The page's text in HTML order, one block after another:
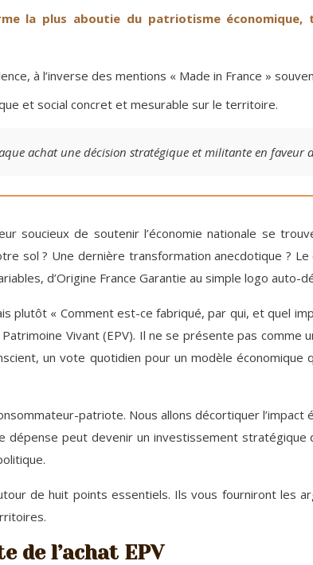
la plus aboutie du patriotisme
à l’inverse des mentions « Made in France »
et social concret et mesurable sur le territoire.
achat une décision stratégique et militante en faveur
soucieux de soutenir l’économie nationale se
sol ? Une dernière transformation anecdotique ?
d’Origine France Garantie au simple logo auto-
plutôt « Comment est-ce fabriqué, par qui, et quel
Vivant (EPV). Il ne se présente pas comme
un vote quotidien pour un modèle
patriote. Nous allons décortiquer l’impact
peut devenir un investissement stratégique
de huit points essentiels. Ils vous fourniront les
de l’achat EPV